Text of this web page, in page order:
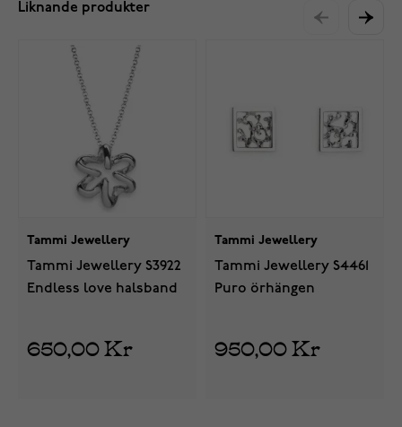
Liknande produkter
Tammi Jewellery
Tammi Jewellery S3922
Endless love halsband
650,00 Kr
Tammi Jewellery
Tammi Jewellery S4461
Puro örhängen
950,00 Kr